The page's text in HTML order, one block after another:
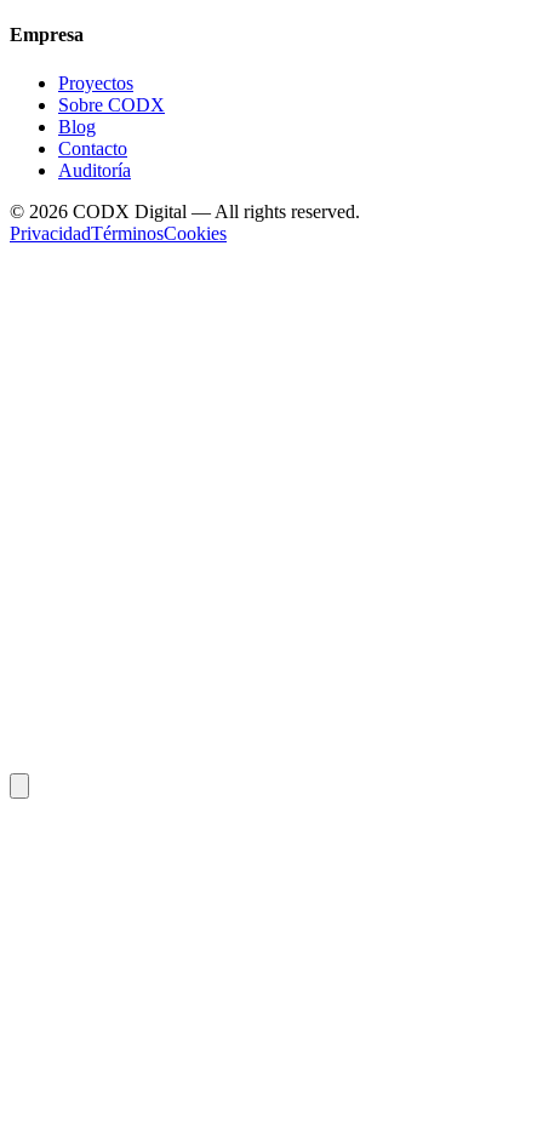
Empresa
Proyectos
Sobre CODX
Blog
Contacto
Auditoría
© 2026 CODX Digital — All rights reserved.
PrivacidadTérminosCookies